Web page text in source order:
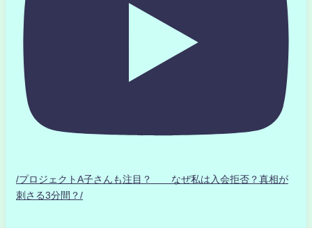
/プロジェクトA子さんも注目？ なぜ私は入会拒否？真相が
刺さる3分間？/